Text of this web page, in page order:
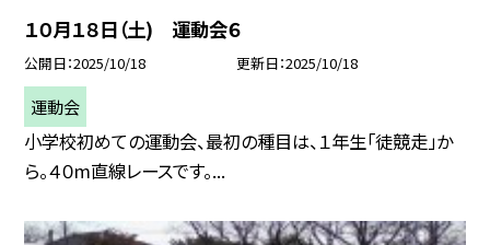
１０月１８日（土) 運動会６
公開日 2025/10/18 更新日 2025/10/18
運動会
小学校初めての運動会、最初の種目は、１年生「徒競走」か
ら。４０m直線レースです。...